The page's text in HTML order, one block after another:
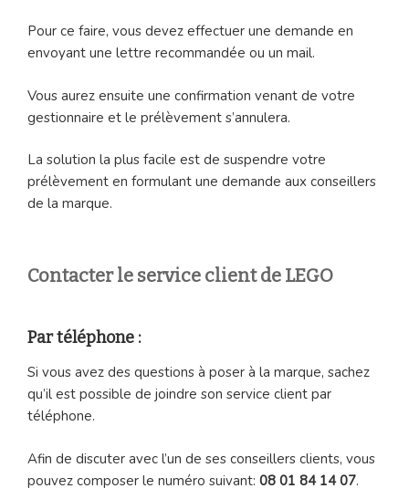
Pour ce faire, vous devez effectuer une demande en
envoyant une lettre recommandée ou un mail.
Vous aurez ensuite une confirmation venant de votre
gestionnaire et le prélèvement s’annulera.
La solution la plus facile est de suspendre votre
prélèvement en formulant une demande aux conseillers
de la marque.
Contacter le service client de LEGO
Par téléphone :
Si vous avez des questions à poser à la marque, sachez
qu’il est possible de joindre son service client par
téléphone.
Afin de discuter avec l’un de ses conseillers clients, vous
pouvez composer le numéro suivant: 08 01 84 14 07.